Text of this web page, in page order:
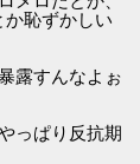
恥ずかしい
露すんなよぉ
っぱり反抗期